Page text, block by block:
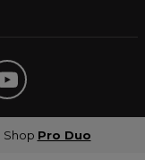
Shop Pro Duo